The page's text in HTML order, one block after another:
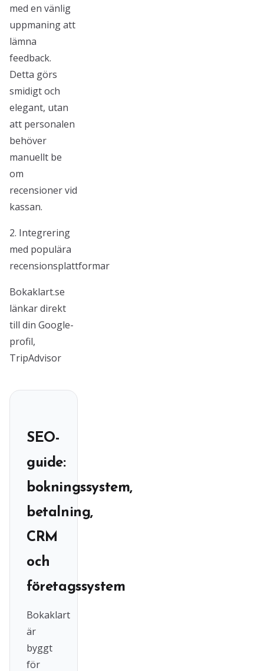
med en vänlig
uppmaning att
lämna
feedback.
Detta görs
smidigt och
elegant, utan
att personalen
behöver
manuellt be
om
recensioner vid
kassan.
2. Integrering
med populära
recensionsplattformar
Bokaklart.se
länkar direkt
till din Google-
profil,
TripAdvisor
SEO-
guide:
bokningssystem,
betalning,
CRM
och
företagssystem
Bokaklart
är
byggt
för